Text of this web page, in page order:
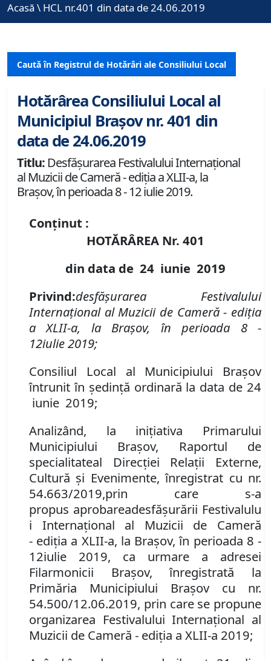
Acasă \ HCL nr.401 din data de 24.06.2019
Caută în Registrul de Hotărâri ale Consiliului Local
Hotărârea Consiliului Local al
Municipiul Brașov nr. 401 din
data de 24.06.2019
Titlu: Desfăşurarea Festivalului Internaţional
al Muzicii de Cameră - ediţia a XLII-a, la
Braşov, în perioada 8 - 12 iulie 2019.
Conținut :
HOTĂRÂREA Nr. 401
din data de 24 iunie 2019
Privind:desfăşurarea Festivalului
Internaţional al Muzicii de Cameră- ediţia
a XLII-a, la Braşov, în perioada 8-
12iulie2019;
Consiliul Local al Municipiului Brașov
întrunit în ședință ordinară la data de 24
iunie 2019;
Analizând, la inițiativa Primarului
Municipiului Brașov, Raportul de
specialitateal Direcţiei Relaţii Externe,
Cultură şi Evenimente, înregistrat cu nr.
54.663/2019,prin care s-a
propus aprobareadesfăşurării Festivalulu
i Internaţional al Muzicii de Cameră
- ediţia a XLII-a, la Braşov, în perioada 8 -
12iulie 2019, ca urmare a adresei
Filarmonicii Braşov, înregistrată la
Primăria Municipiului Braşov cu nr.
54.500/12.06.2019, prin care se propune
organizarea Festivalului Internaţional al
Muzicii de Cameră - ediţia a XLII-a 2019;